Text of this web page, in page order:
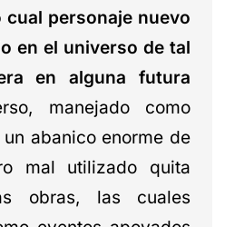
personaje nuevo
en el universo de tal
en alguna futura
manejado como
abanico enorme de
mal utilizado quita
obras, las cuales